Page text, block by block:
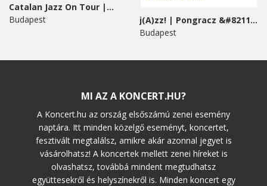
Catalan Jazz On Tour |...
Budapest
j(A)zz! | Pongracz &#8211;...
Budapest
MI AZ A KONCERT.HU?
A Koncert.hu az ország elsőszámú zenei esemény
naptára. Itt minden közelgő eseményt, koncertet,
fesztivált megtalálsz, amikre akár azonnal jegyet is
vásárolhatsz! A koncertek mellett zenei híreket is
olvashatsz, továbbá mindent megtudhatsz
együttesekről és helyszínekről is. Minden koncert egy